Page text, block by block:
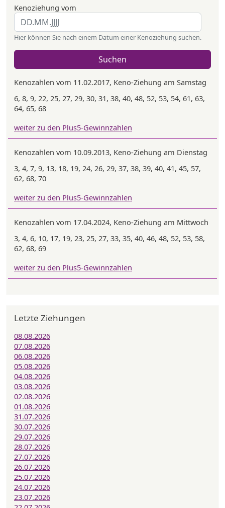
Kenoziehung vom
Hier können Sie nach einem Datum einer Kenoziehung suchen.
Suchen
Kenozahlen vom 11.02.2017, Keno-Ziehung am Samstag
6, 8, 9, 22, 25, 27, 29, 30, 31, 38, 40, 48, 52, 53, 54, 61, 63,
64, 65, 68
weiter zu den Plus5-Gewinnzahlen
Kenozahlen vom 10.09.2013, Keno-Ziehung am Dienstag
3, 4, 7, 9, 13, 18, 19, 24, 26, 29, 37, 38, 39, 40, 41, 45, 57,
62, 68, 70
weiter zu den Plus5-Gewinnzahlen
Kenozahlen vom 17.04.2024, Keno-Ziehung am Mittwoch
3, 4, 6, 10, 17, 19, 23, 25, 27, 33, 35, 40, 46, 48, 52, 53, 58,
62, 68, 69
weiter zu den Plus5-Gewinnzahlen
Letzte Ziehungen
08.08.2026
07.08.2026
06.08.2026
05.08.2026
04.08.2026
03.08.2026
02.08.2026
01.08.2026
31.07.2026
30.07.2026
29.07.2026
28.07.2026
27.07.2026
26.07.2026
25.07.2026
24.07.2026
23.07.2026